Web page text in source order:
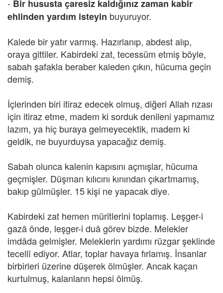
- Bir hususta çaresiz kaldığınız zaman kabir
ehlinden yardım isteyin buyuruyor.
Kalede bir yatır varmış. Hazırlanıp, abdest alıp,
oraya gittiler. Kabirdeki zat, tecessüm etmiş böyle,
sabah şafakla beraber kaleden çıkın, hücuma geçin
demiş.
İçlerinden biri itiraz edecek olmuş, diğeri Allah rızası
için itiraz etme, madem ki sorduk denileni yapmamız
lazım, ya hiç buraya gelmeyecektik, madem ki
geldik, ne buyurduysa yapacağız demiş.
Sabah olunca kalenin kapısını açmışlar, hücuma
geçmişler. Düşman kılıcını kınından çıkartmamış,
bakıp gülmüşler. 15 kişi ne yapacak diye.
Kabirdeki zat hemen müritlerini toplamış. Leşger-i
gazâ önde, leşger-i duâ görev bizde. Melekler
imdâda gelmişler. Meleklerin yardımı rüzgar şeklinde
tecellî ediyor. Atlar, toplar havaya fırlamış. İnsanlar
birbirleri üzerine düşerek ölmüşler. Ancak kaçan
kurtulmuş, kalanların hepsi ölmüş.